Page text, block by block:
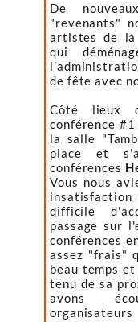
De
"revenants"
artistes de
qui
de fête avec
Côté lieux
conférence
la salle
place et
conférences
Vous nous
difficile
passage sur
conférences
assez "frais"
beau temps
tenu de sa
avons